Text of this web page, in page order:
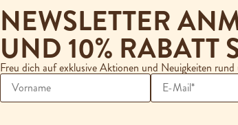
NEWSLETTER
UND 10% RABATT
Freu dich auf exklusive Aktionen und Neuigkeiten